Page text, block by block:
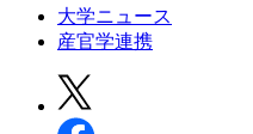
大学ニュース
産官学連携